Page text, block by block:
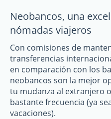
Neobancos, una
nómadas viajeros
Con comisiones de
transferencias
en comparación con los
neobancos son la mejor
tu mudanza al extranjero
bastante frecuencia (ya
vacaciones).